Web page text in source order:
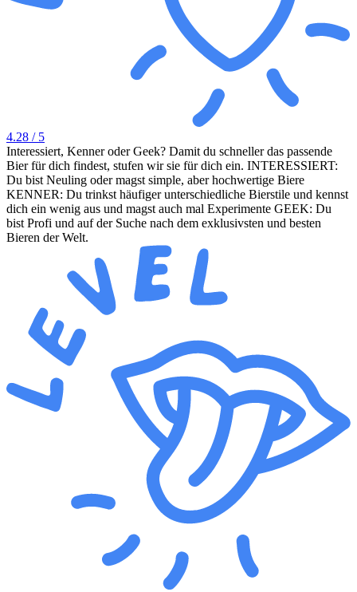
4.28 / 5
Interessiert, Kenner oder Geek? Damit du schneller das passende
Bier für dich findest, stufen wir sie für dich ein. INTERESSIERT:
Du bist Neuling oder magst simple, aber hochwertige Biere
KENNER: Du trinkst häufiger unterschiedliche Bierstile und kennst
dich ein wenig aus und magst auch mal Experimente GEEK: Du
bist Profi und auf der Suche nach dem exklusivsten und besten
Bieren der Welt.